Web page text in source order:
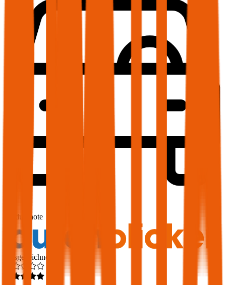
Produktnote
Ausgezeichnet